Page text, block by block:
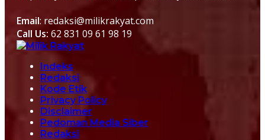
Email: redaksi@milikrakyat.com
Call Us: 62 831 09 61 98 19
Indeks
Redaksi
Kode Etik
Privacy Policy
Disclaimer
Pedoman Media Siber
Redaksi